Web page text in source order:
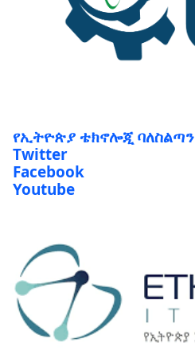
የኢትዮጵያ ቴክኖሎጂ ባለስልጣን
Twitter
Facebook
Youtube